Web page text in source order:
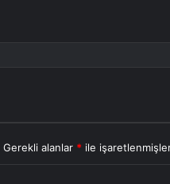
Gerekli alanlar * ile